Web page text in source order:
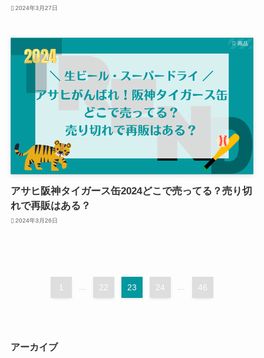
2024年3月27日
商品
アサヒ阪神タイガース缶2024どこで売ってる？売り切
れで再販はある？
2024年3月26日
1 ... 22 23 24 ... 46
アーカイブ